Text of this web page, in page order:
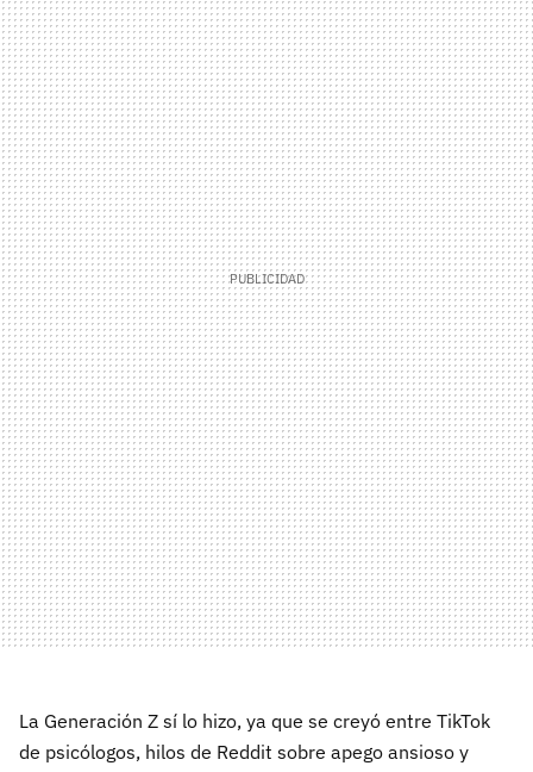
La Generación Z sí lo hizo, ya que se creyó entre TikTok
de psicólogos, hilos de Reddit sobre apego ansioso y